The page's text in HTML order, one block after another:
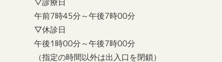
午前7時45分～午後7時00分
▽休診日
午後1時00分～午後7時00分
（指定の時間以外は出入口を閉鎖）